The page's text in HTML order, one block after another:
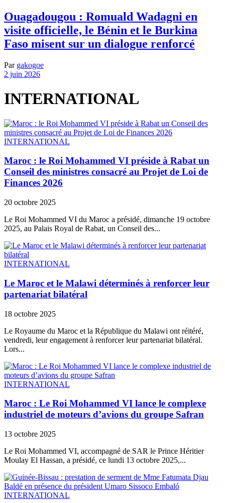
Ouagadougou : Romuald Wadagni en
visite officielle, le Bénin et le Burkina
Faso misent sur un dialogue renforcé
Par gakogoe
2 juin 2026
INTERNATIONAL
INTERNATIONAL
Maroc : le Roi Mohammed VI préside à Rabat un
Conseil des ministres consacré au Projet de Loi de
Finances 2026
20 octobre 2025
Le Roi Mohammed VI du Maroc a présidé, dimanche 19 octobre
2025, au Palais Royal de Rabat, un Conseil des...
INTERNATIONAL
Le Maroc et le Malawi déterminés à renforcer leur
partenariat bilatéral
18 octobre 2025
Le Royaume du Maroc et la République du Malawi ont réitéré,
vendredi, leur engagement à renforcer leur partenariat bilatéral.
Lors...
INTERNATIONAL
Maroc : Le Roi Mohammed VI lance le complexe
industriel de moteurs d’avions du groupe Safran
13 octobre 2025
Le Roi Mohammed VI, accompagné de SAR le Prince Héritier
Moulay El Hassan, a présidé, ce lundi 13 octobre 2025,...
INTERNATIONAL